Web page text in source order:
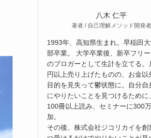
八木 仁平
著者 / 自己理解メソッド開発者
1993年、高知県生まれ。早稲田
部卒業。 大学卒業後、新卒フリ
のブロガーとして生計を立てる。
円以上売り上げたものの、お金以
目的を見失って鬱状態に。自分自
にやりたいことを見つけるために
100冊以上読み、セミナーに300
加。
その後、株式会社ジコリカイを創